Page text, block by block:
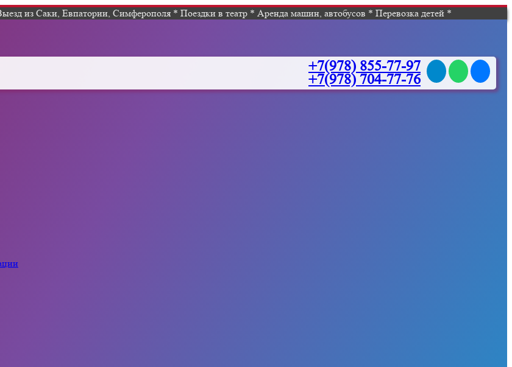
из Саки, Евпатории, Симферополя * Поездки в театр * Аренда машин, автобусов * Перевозка детей *
+7(978) 855-77-97
+7(978) 704-77-76